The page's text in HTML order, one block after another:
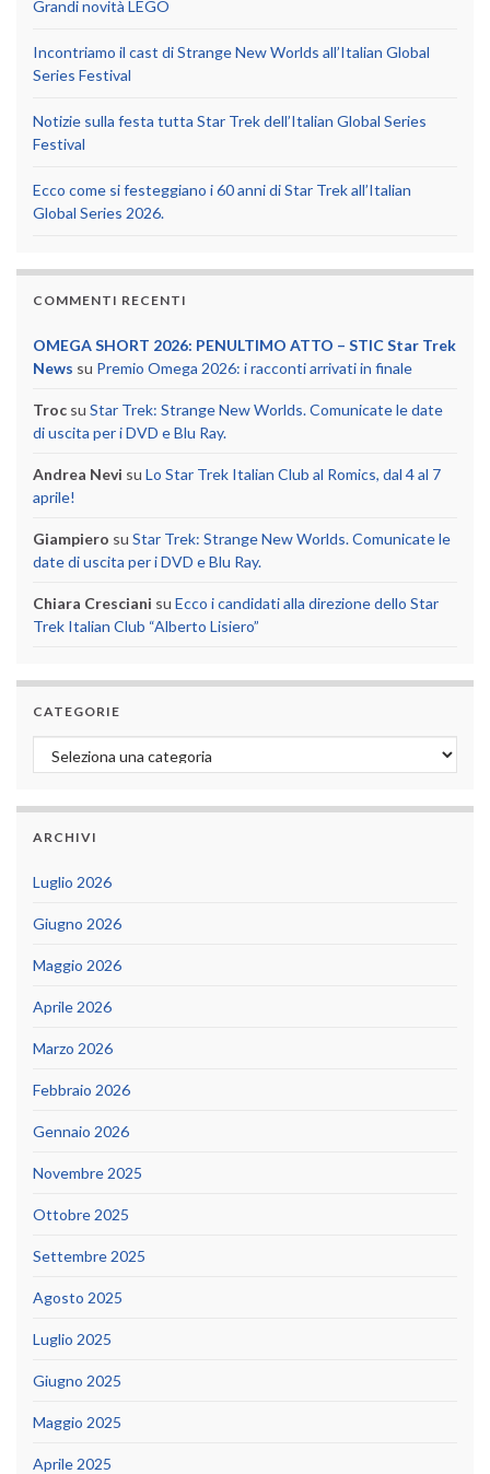
Grandi novità LEGO
Incontriamo il cast di Strange New Worlds all’Italian Global
Series Festival
Notizie sulla festa tutta Star Trek dell’Italian Global Series
Festival
Ecco come si festeggiano i 60 anni di Star Trek all’Italian
Global Series 2026.
COMMENTI RECENTI
OMEGA SHORT 2026: PENULTIMO ATTO – STIC Star Trek
News su Premio Omega 2026: i racconti arrivati in finale
Troc su Star Trek: Strange New Worlds. Comunicate le date
di uscita per i DVD e Blu Ray.
Andrea Nevi su Lo Star Trek Italian Club al Romics, dal 4 al 7
aprile!
Giampiero su Star Trek: Strange New Worlds. Comunicate le
date di uscita per i DVD e Blu Ray.
Chiara Cresciani su Ecco i candidati alla direzione dello Star
Trek Italian Club “Alberto Lisiero”
CATEGORIE
Categorie
ARCHIVI
Luglio 2026
Giugno 2026
Maggio 2026
Aprile 2026
Marzo 2026
Febbraio 2026
Gennaio 2026
Novembre 2025
Ottobre 2025
Settembre 2025
Agosto 2025
Luglio 2025
Giugno 2025
Maggio 2025
Aprile 2025